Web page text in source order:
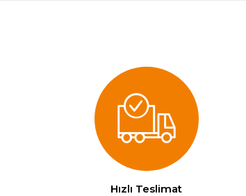
Hızlı Teslimat